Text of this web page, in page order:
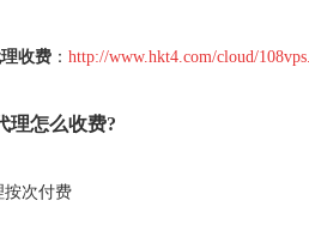
收费 ： http://www.hkt4.com/cloud/
理怎么收费?
按次付费